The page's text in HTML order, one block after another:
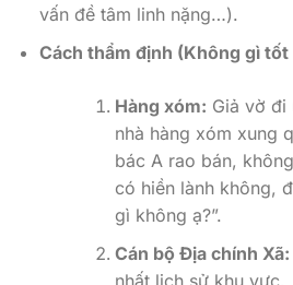
vấn đề tâm linh nặng…).
Cách thẩm định (Không gì tốt
Hàng xóm: Giả vờ đi
nhà hàng xóm xung
bác A rao bán,
có hiền lành không,
gì không ạ?”.
Cán bộ Địa chính Xã:
nhất lịch sử khu vực.